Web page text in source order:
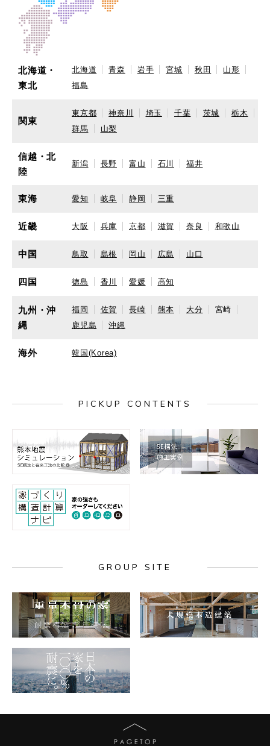
北海道・
東北
北海道 青森 岩手 宮城 秋田
山形
福島
関東
東京都 神奈川 埼玉 千葉 茨城
栃木
群馬
山梨
信越・北
陸
新潟 長野 富山 石川 福井
東海 愛知 岐阜 静岡 三重
近畿 大阪 兵庫 京都 滋賀 奈良 和歌山
中国 鳥取 島根 岡山 広島 山口
四国 徳島 香川 愛媛 高知
九州・沖
縄
福岡 佐賀 長崎 熊本 大分
宮崎
鹿児島
沖縄
海外 韓国(Korea)
PICKUP CONTENTS
GROUP SITE